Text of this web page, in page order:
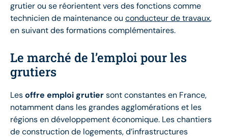
grutier ou se réorientent vers des fonctions comme
technicien de maintenance ou conducteur de travaux,
en suivant des formations complémentaires.
Le marché de l’emploi pour les
grutiers
Lesoffre emploi grutiersont constantes en France,
notamment dans les grandes agglomérations et les
régions en développement économique. Les chantiers
de construction de logements, d’infrastructures